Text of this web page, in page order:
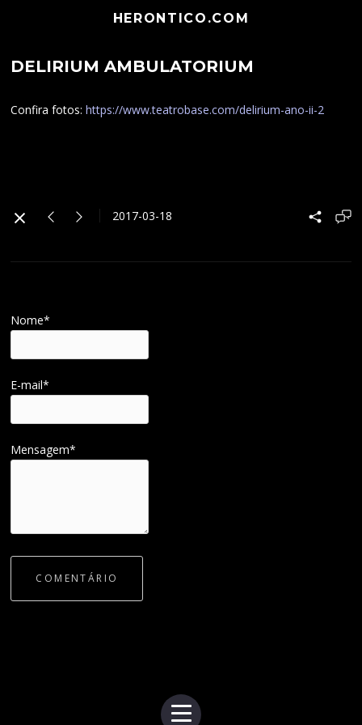
HERONTICO.COM
DELIRIUM AMBULATORIUM
Confira fotos:https://www.teatrobase.com/delirium-ano-ii-2
2017-03-18
Nome*
E-mail*
Mensagem*
COMENTÁRIO